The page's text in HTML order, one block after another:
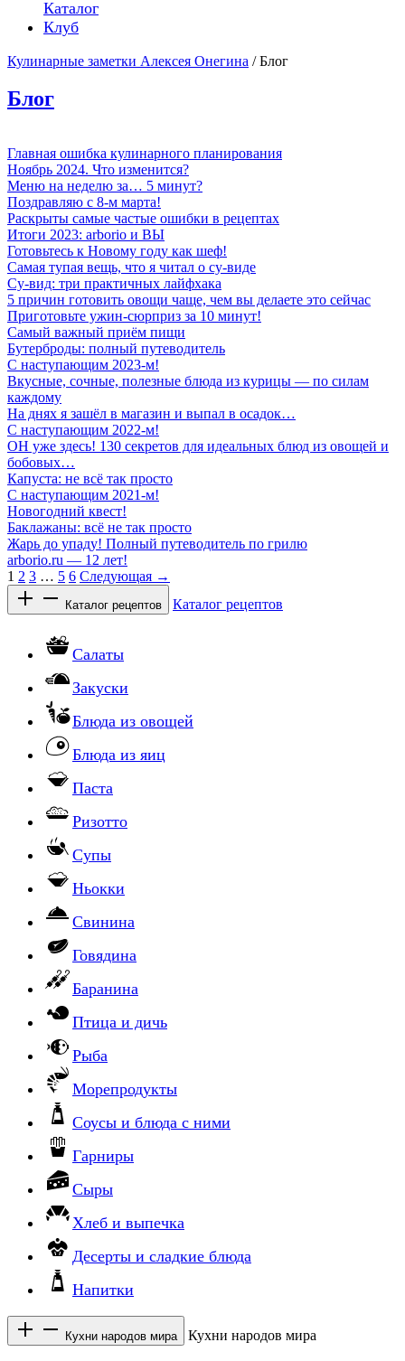
Каталог
Клуб
Кулинарные заметки Алексея Онегина / Блог
Блог
Главная ошибка кулинарного планирования
Ноябрь 2024. Что изменится?
Меню на неделю за… 5 минут?
Поздравляю с 8-м марта!
Раскрыты самые частые ошибки в рецептах
Итоги 2023: arborio и ВЫ
Готовьтесь к Новому году как шеф!
Самая тупая вещь, что я читал о су-виде
Су-вид: три практичных лайфхака
5 причин готовить овощи чаще, чем вы делаете это сейчас
Приготовьте ужин-сюрприз за 10 минут!
Самый важный приём пищи
Бутерброды: полный путеводитель
С наступающим 2023-м!
Вкусные, сочные, полезные блюда из курицы — по силам
каждому
На днях я зашёл в магазин и выпал в осадок…
С наступающим 2022-м!
ОН уже здесь! 130 секретов для идеальных блюд из овощей и
бобовых…
Капуста: не всё так просто
С наступающим 2021-м!
Новогодний квест!
Баклажаны: всё не так просто
Жарь до упаду! Полный путеводитель по грилю
arborio.ru — 12 лет!
1 2 3 … 5 6 Следующая →
Каталог рецептов Каталог рецептов
Салаты
Закуски
Блюда из овощей
Блюда из яиц
Паста
Ризотто
Супы
Ньокки
Свинина
Говядина
Баранина
Птица и дичь
Рыба
Морепродукты
Соусы и блюда с ними
Гарниры
Сыры
Хлеб и выпечка
Десерты и сладкие блюда
Напитки
Кухни народов мира Кухни народов мира